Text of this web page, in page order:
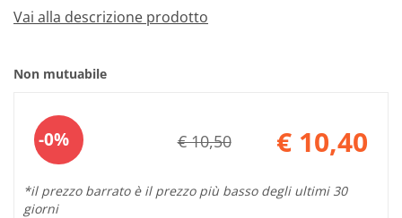
Vai alla descrizione prodotto
Non mutuabile
Sconto
del0% € 10,50
Prezzo
€ 10,40
*il prezzo barrato è il prezzo più basso degli ultimi 30
giorni